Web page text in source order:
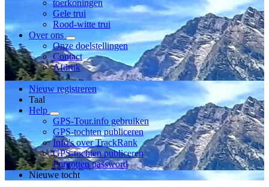
toerkoningen
Gele trui
Rood-witte trui
Over ons
Onze doelstellingen
Contact
Afdruk
Nieuw registreren
Taal
Help
GPS-Tour.info gebruiken
GPS-tochten publiceren
Info's over TrackRank
GPS-tochten publiceren
Forgotten password
Nieuwe tocht